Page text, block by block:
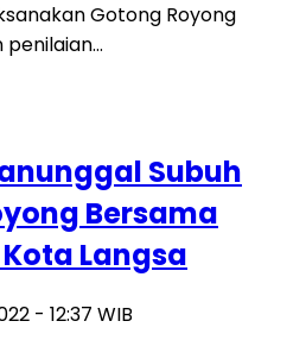
Gotong Royong
Subuh
Bersama
Langsa
- 12:37 WIB